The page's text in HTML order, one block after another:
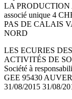
LA PRODUCTION
associé unique 4
PAS DE CALAIS
NORD
LES ECURIES
ACTIVITÉS DE
Société à
GEE 95430
31/08/2015 31/08/